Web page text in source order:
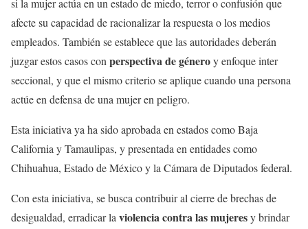
si la mujer actúa en un estado de miedo, terror o confusión que
afecte su capacidad de racionalizar la respuesta o los medios
empleados. También se establece que las autoridades deberán
juzgar estos casos conperspectiva de géneroy enfoque inter
seccional, y que el mismo criterio se aplique cuando una persona
actúe en defensa de una mujer en peligro.
Esta iniciativa ya ha sido aprobada en estados como Baja
California y Tamaulipas, y presentada en entidades como
Chihuahua, Estado de México y la Cámara de Diputados federal.
Con esta iniciativa, se busca contribuir al cierre de brechas de
desigualdad, erradicar laviolencia contra las mujeresy brindar